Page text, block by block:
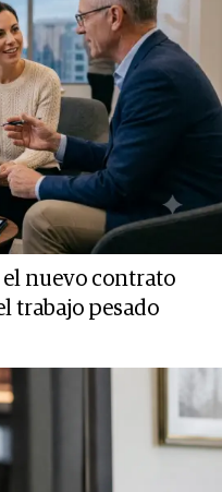
el nuevo contrato
trabajo pesado